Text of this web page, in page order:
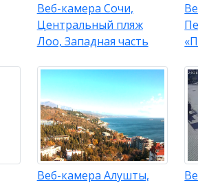
Веб-камера Сочи,
Центральный пляж
Лоо, Западная часть
Веб-камера Алушты,